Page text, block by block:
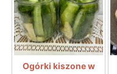
Ogórki kiszone w